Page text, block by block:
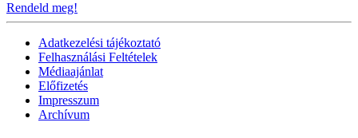
Rendeld meg!
Adatkezelési tájékoztató
Felhasználási Feltételek
Médiaajánlat
Előfizetés
Impresszum
Archívum